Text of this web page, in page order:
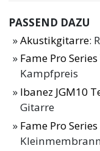
PASSEND DAZU
Akustikgitarre:
Fame Pro
Kampfpreis
Ibanez JGM10
Gitarre
Fame Pro